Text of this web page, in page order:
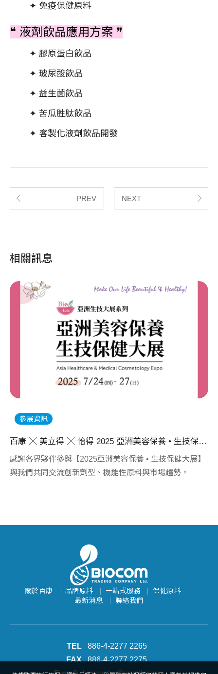
✦ 免疫保健原料
❝ 液劑飲品應用方案 ❞
✦ 膠原蛋白飲品
✦ 玻尿酸飲品
✦ 益生菌飲品
✦ 苦瓜胜肽飲品
✦ 客製化液劑飲品開發
PREV NEXT
相關訊息
參展資訊
百康 ╳ 美立得 ╳ 怡得 2025 亞洲美容保養 • 生技保健大展 圓滿落幕
感謝各界夥伴參與【2025亞洲美容保養 • 生技保健大展】
與我們共同交流創新劑型、機能性原料與市場趨勢。
關於百康 品牌原料 一站式服務
保健原料
最新消息
聯絡我們
886-4-2277 2265
886-4-2277 2275